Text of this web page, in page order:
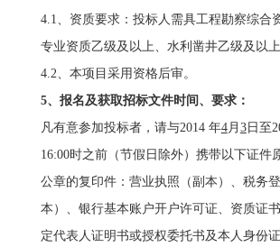
4.1、资质要求：投标人需具工程勘察综合
专业资质乙级及以上、水利凿井乙级及以上
4.2、本项目采用资格后审。
5、报名及获取招标文件时间、要求：
凡有意参加投标者，请与2014 年4月 3日至
16:00时之前（节假日除外）携带以下证件
公章的复印件：营业执照（副本）、税务
本）、银行基本账户开户许可证、资质证
定代表人证明书或授权委托书及本人身份